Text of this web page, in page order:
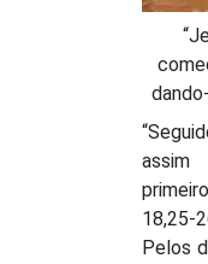
18,25-
Pelos